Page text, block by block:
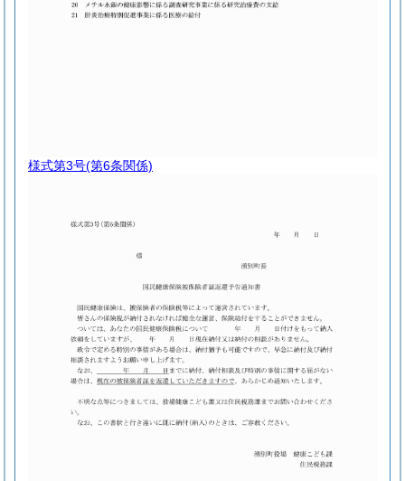
様式第3号(第6条関係)